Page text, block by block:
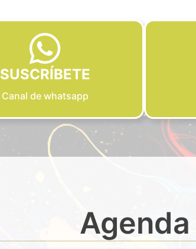
SUSCRÍBETE
Canal de whatsapp